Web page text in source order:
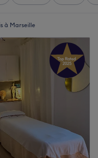
à Marseille